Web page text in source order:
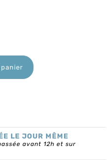
LE JOUR MÊME
avant 12h et sur